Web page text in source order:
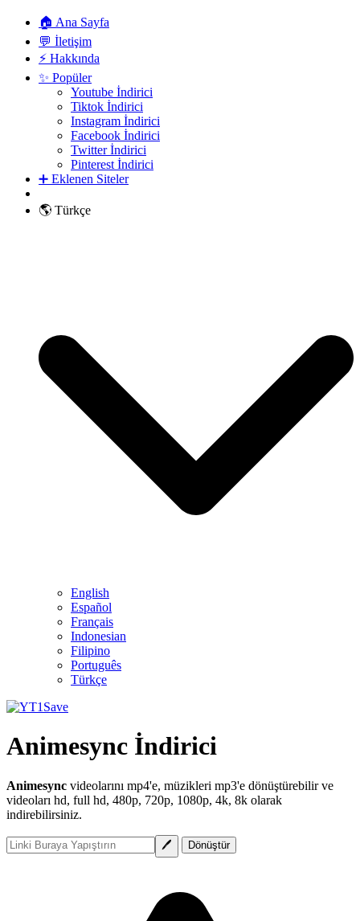
🏠 Ana Sayfa
💬 İletişim
⚡ Hakkında
✨ Popüler
Youtube İndirici
Tiktok İndirici
Instagram İndirici
Facebook İndirici
Twitter İndirici
Pinterest İndirici
➕ Eklenen Siteler
🌎 Türkçe
English
Español
Français
Indonesian
Filipino
Português
Türkçe
Animesync İndirici
Animesync videolarını mp4'e, müzikleri mp3'e dönüştürebilir ve
videoları hd, full hd, 480p, 720p, 1080p, 4k, 8k olarak
indirebilirsiniz.